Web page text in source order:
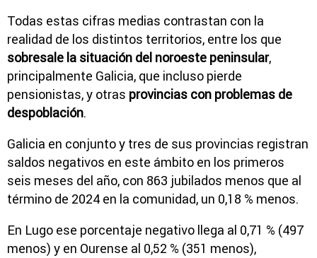
Todas estas cifras medias contrastan con la
realidad de los distintos territorios, entre los que
sobresale la situación del noroeste peninsular,
principalmente Galicia, que incluso pierde
pensionistas, y otras provincias con problemas de
despoblación.
Galicia en conjunto y tres de sus provincias registran
saldos negativos en este ámbito en los primeros
seis meses del año, con 863 jubilados menos que al
término de 2024 en la comunidad, un 0,18 % menos.
En Lugo ese porcentaje negativo llega al 0,71 % (497
menos) y en Ourense al 0,52 % (351 menos),